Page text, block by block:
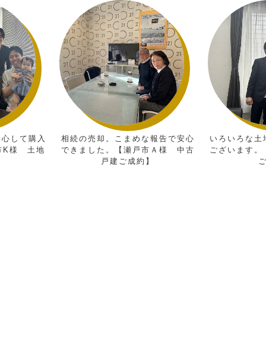
て購入
土地
相続の売却。こまめな報告で安心
できました。【瀬戸市Ａ様 中古
戸建ご成約】
いろいろな土地
ございます。【
ご成